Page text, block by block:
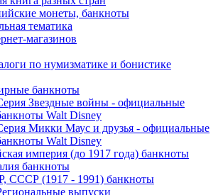
монеты, банкноты
тематика
магазинов
по нумизматике и бонистике
банкноты
Звездные войны - официальные
Walt Disney
Микки Маус и друзья - официальные
Walt Disney
империя (до 1917 года) банкноты
банкноты
СССР (1917 - 1991) банкноты
выпуски